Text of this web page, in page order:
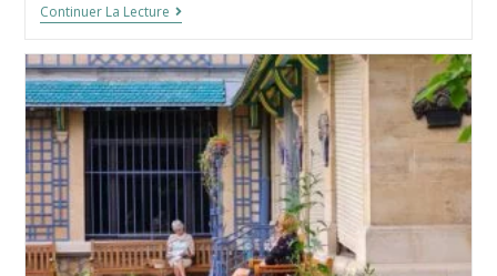
Continuer La LectureL’église
Des
Nécropole
Des
Ducs
Lorraine
Nancy